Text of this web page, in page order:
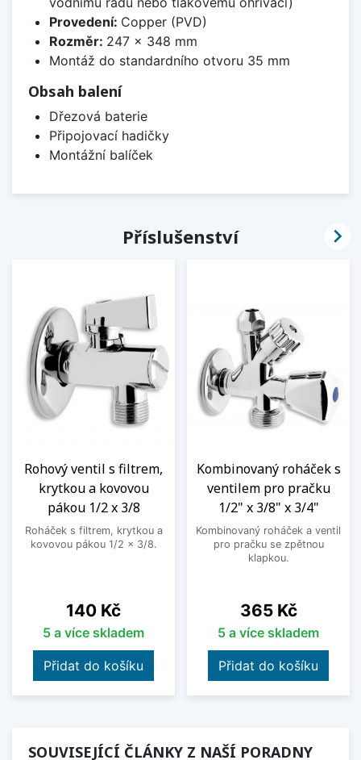
Provedení: Copper (PVD)
Rozměr: 247 x 348 mm
Montáž do standardního otvoru 35 mm
Obsah balení
Dřezová baterie
Připojovací hadičky
Montážní balíček
Příslušenství
Rohový ventil s filtrem,
krytkou a kovovou
pákou 1/2 x 3/8
Roháček s filtrem, krytkou a
kovovou pákou 1/2 x 3/8.
Cena
140 Kč
5 a více skladem
Přidat do košíku
Kombinovaný roháček s
ventilem pro pračku
1/2" x 3/8" x 3/4"
Kombinovaný roháček a ventil
pro pračku se zpětnou
klapkou.
Cena
365 Kč
5 a více skladem
Přidat do košíku

SOUVISEJÍCÍ ČLÁNKY Z NAŠÍ PORADNY